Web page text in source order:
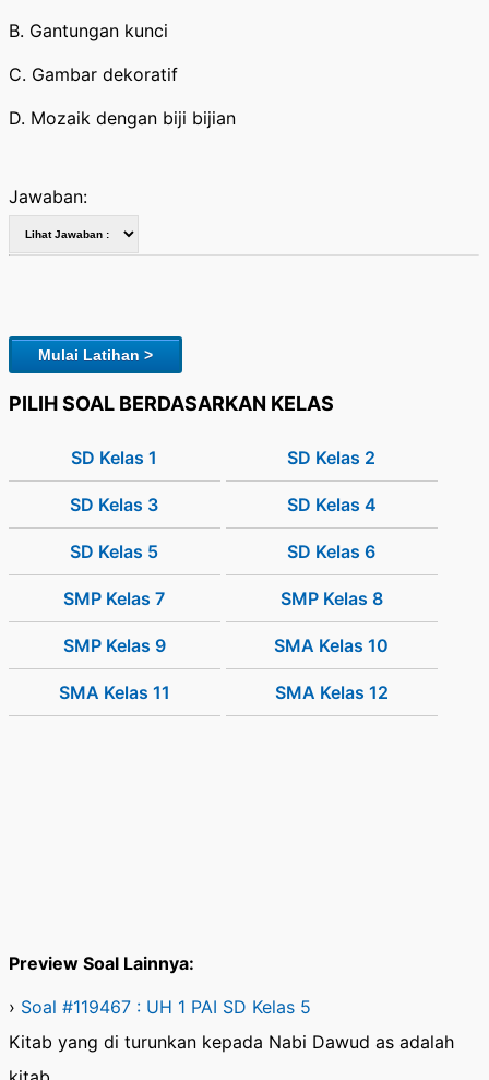
B. Gantungan kunci
C. Gambar dekoratif
D. Mozaik dengan biji bijian
Jawaban:
Mulai Latihan >
PILIH SOAL BERDASARKAN KELAS
SD Kelas 1 SD Kelas 2
SD Kelas 3 SD Kelas 4
SD Kelas 5 SD Kelas 6
SMP Kelas 7 SMP Kelas 8
SMP Kelas 9 SMA Kelas 10
SMA Kelas 11 SMA Kelas 12
Preview Soal Lainnya:
› Soal #119467 : UH 1 PAI SD Kelas 5
Kitab yang di turunkan kepada Nabi Dawud as adalah